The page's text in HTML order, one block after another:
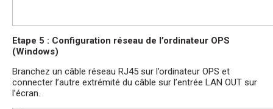
Etape 5 : Configuration réseau de l’ordinateur OPS
(Windows)
Branchez un câble réseau RJ45 sur l’ordinateur OPS et
connecter l’autre extrémité du câble sur l’entrée LAN OUT sur
l’écran.